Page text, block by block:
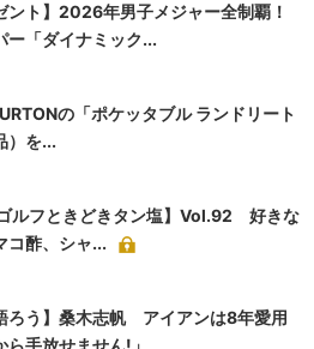
ント】2026年男子メジャー全制覇！
ー「ダイナミック...
の「ポケッタブル ランドリート
）を...
ゴルフときどきタン塩】Vol.92 好きな
コ酢、シャ...
ろう】桑木志帆 アイアンは8年愛用
ら手放せません!」